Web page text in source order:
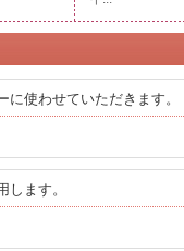
使わせていただきます。
ます。